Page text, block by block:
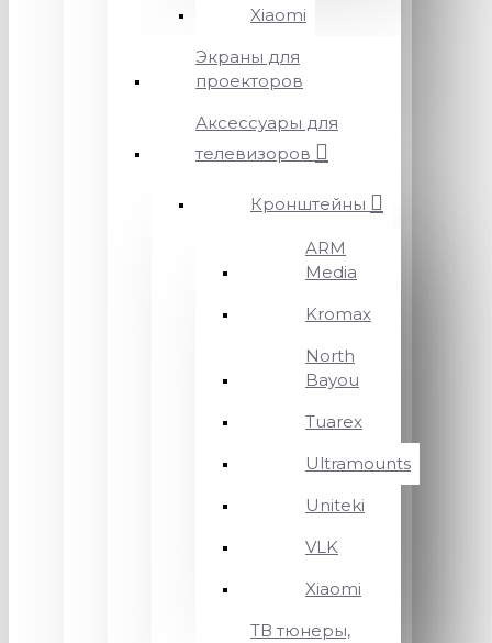
Xiaomi
Экраны для
проекторов
Аксессуары для
телевизоров
Кронштейны
ARM
Media
Kromax
North
Bayou
Tuarex
Ultramounts
Uniteki
VLK
Xiaomi
ТВ тюнеры,